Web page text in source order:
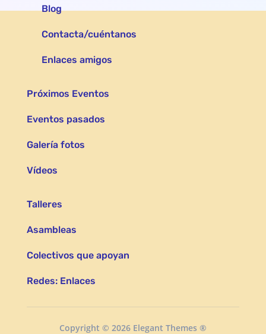
Blog
Contacta/cuéntanos
Enlaces amigos
Próximos Eventos
Eventos pasados
Galería fotos
Vídeos
Talleres
Asambleas
Colectivos que apoyan
Redes: Enlaces
Copyright © 2026 Elegant Themes ®